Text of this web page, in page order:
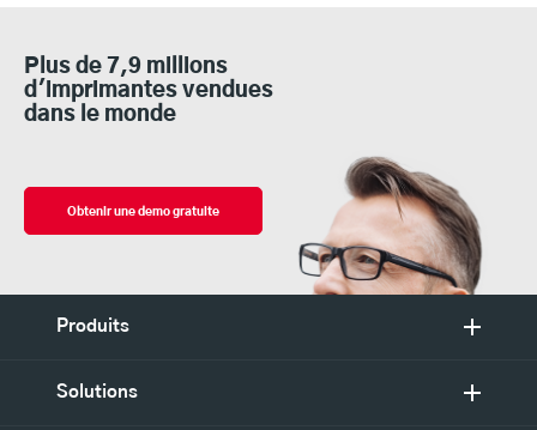
Plus de 7,9 millions
d'imprimantes vendues
dans le monde
Obtenir une demo gratuite
Produits
Solutions